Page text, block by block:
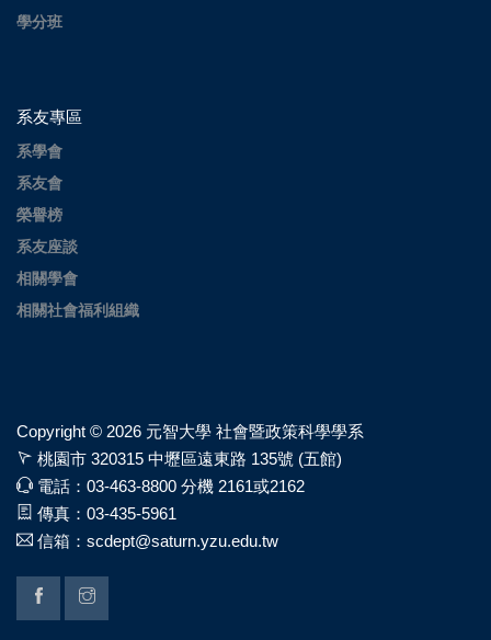
學分班
系友專區
系學會
系友會
榮譽榜
系友座談
相關學會
相關社會福利組織
Copyright © 2026 元智大學 社會暨政策科學學系
桃園市 320315 中壢區遠東路 135號 (五館)
電話：03-463-8800 分機 2161或2162
傳真：03-435-5961
信箱：scdept@saturn.yzu.edu.tw